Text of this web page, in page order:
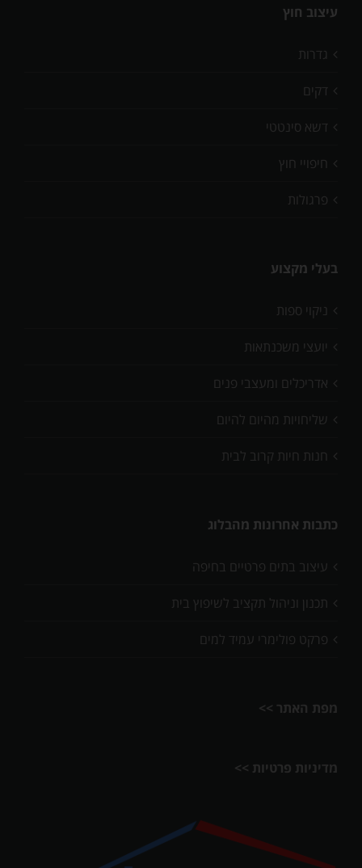
עיצוב חוץ
גדרות
דקים
דשא סינטטי
חיפויי חוץ
פרגולות
בעלי מקצוע
ניקוי ספות
יועצי משכנתאות
אדריכלים ומעצבי פנים
שליחויות מהיום להיום
חנות חיות קרוב לבית
כתבות אחרונות מהבלוג
עיצוב בתים פרטיים בחיפה
תכנון וניהול תקציב לשיפוץ בית
פרקט פולימרי עמיד למים
מפת האתר >>
מדיניות פרטיות >>